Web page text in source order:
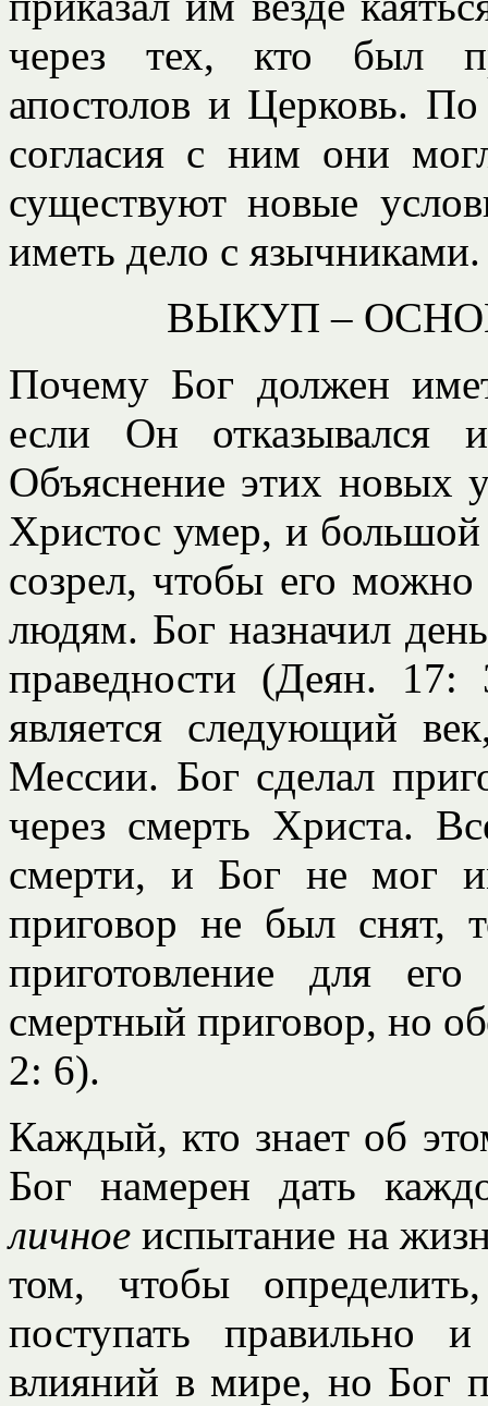
через тех, кто был
апостолов и Церковь.
согласия с ним они
существуют новые
иметь дело с язычниками.
ВЫКУП –
Почему Бог должен
если Он отказывался
Объяснение этих новых
Христос умер, и
созрел, чтобы его
людям. Бог назначил
праведности (Деян.
является следующий
Мессии. Бог сделал
через смерть Христа.
смерти, и Бог не мог
приговор не был снят,
приготовление для
смертный приговор, но
2: 6).
Каждый, кто знает об
Бог намерен дать
личное испытание на
том, чтобы
поступать правильно
влияний в мире, но Бог